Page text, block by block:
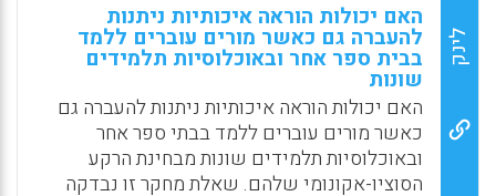
JULIE W.; WANG, MORGAN C).
WhatsApp
Facebook
Email
X
לינק
האם יכולות הוראה איכותיות ניתנות
להעברה גם כאשר מורים עוברים ללמד
בבית ספר אחר ובאוכלוסיות תלמידים
שונות
האם יכולות הוראה איכותיות ניתנות להעברה גם
כאשר מורים עוברים ללמד בבתי ספר אחר
ובאוכלוסיות תלמידים שונות מבחינת הרקע
הסוציו-אקונומי שלהם. שאלת מחקר זו נבדקה